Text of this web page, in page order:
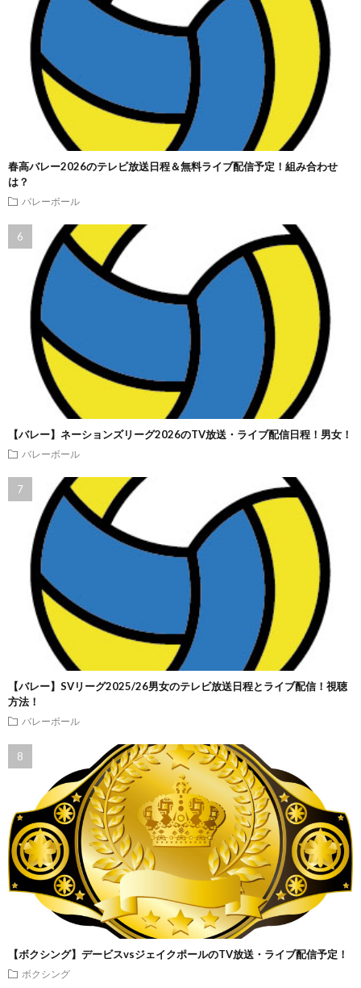
春高バレー2026のテレビ放送日程＆無料ライブ配信予定！組み合わせ
は？
バレーボール
【バレー】ネーションズリーグ2026のTV放送・ライブ配信日程！男女！
バレーボール
【バレー】SVリーグ2025/26男女のテレビ放送日程とライブ配信！視聴
方法！
バレーボール
【ボクシング】デービスvsジェイクポールのTV放送・ライブ配信予定！
ボクシング